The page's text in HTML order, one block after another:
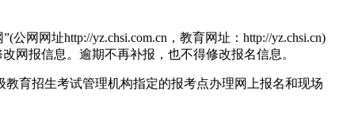
网网址http://yz.chsi.com.cn，教育网址：http://yz.chsi.cn)
网报信息。逾期不再补报，也不得修改报名信息。
育招生考试管理机构指定的报考点办理网上报名和现场